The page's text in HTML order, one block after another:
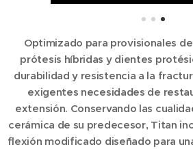
Optimizado para provisionales
prótesis híbridas y dientes
durabilidad y resistencia a la
exigentes necesidades de
extensión. Conservando las
cerámica de su predecesor, Titan
flexión modificado diseñado para